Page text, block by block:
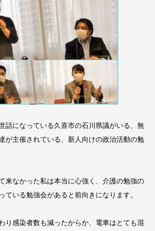
話になっている久喜市の石川県議がいる、無
が主催されている、新人向けの政治活動の勉
来なかった私は本当に心強く、介護の勉強の
ている勉強会があると前向きになります。
り感染者数も減ったからか、電車はとても混